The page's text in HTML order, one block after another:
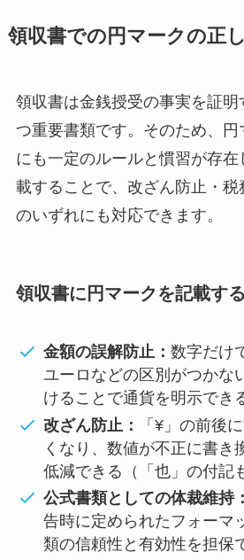
領収書での円マークの正
領収書は金銭授受の事実を証
つ重要書類です。そのため、
にも一定のルールと慣習が存
載することで、改ざん防止・税
のいずれにも対応できます。
領収書に円マークを記載す
金額の誤解防止：数字だけ
ユーロなどの区別がつかな
けることで通貨を明示でき
改ざん防止：
「¥」の前後
くなり、数値が不正に書き
低減できる（「也」の付記
公式書類としての体裁維持
告時に定められたフォーマ
類の信頼性と有効性を担保